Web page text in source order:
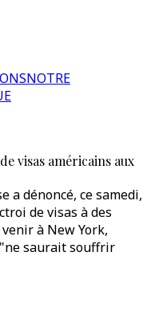
NOTRE
visas américains aux
a dénoncé, ce samedi,
de visas à des
à New York,
saurait souffrir